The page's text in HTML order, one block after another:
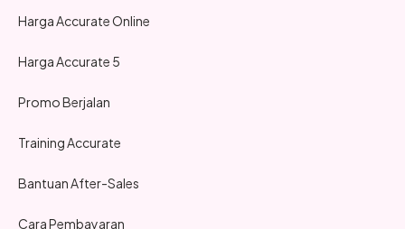
Harga Accurate Online
Harga Accurate 5
Promo Berjalan
Training Accurate
Bantuan After-Sales
Cara Pembayaran